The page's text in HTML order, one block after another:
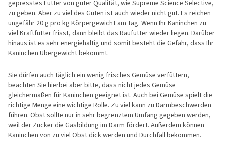
gepresstes Futter von guter Qualität, wie Supreme Science Selective,
zu geben. Aber zu viel des Guten ist auch wieder nicht gut. Es reichen
ungefähr 20 g pro kg Körpergewicht am Tag. Wenn Ihr Kaninchen zu
viel Kraftfutter frisst, dann bleibt das Raufutter wieder liegen. Darüber
hinaus ist es sehr energiehaltig und somit besteht die Gefahr, dass Ihr
Kaninchen Übergewicht bekommt.
Sie dürfen auch täglich ein wenig frisches Gemüse verfüttern,
beachten Sie hierbei aber bitte, dass nicht jedes Gemüse
gleichermaßen für Kaninchen geeignet ist. Auch bei Gemüse spielt die
richtige Menge eine wichtige Rolle. Zu viel kann zu Darmbeschwerden
führen. Obst sollte nur in sehr begrenztem Umfang gegeben werden,
weil der Zucker die Gasbildung im Darm fördert. Außerdem können
Kaninchen von zu viel Obst dick werden und Durchfall bekommen.